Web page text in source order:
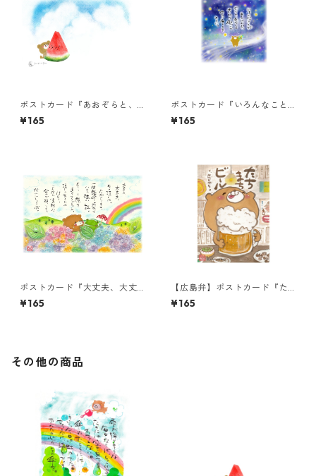
ポストカード『あおぞらと、
スイカくまちゃん（言葉な
し）』
¥165
ポストカード『いろんなこと
があるけれど』
¥165
ポストカード『大丈夫、大丈
夫。その涙は、たからも
の。』
¥165
【広島弁】ポストカード『た
ちまちビール』
¥165
その他の商品